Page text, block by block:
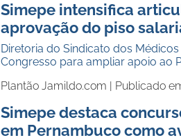
Simepe intensifica
aprovação do piso
Diretoria do Sindicato dos
Congresso para ampliar apoio ao
Plantão Jamildo.com | Publicado
Simepe destaca
em Pernambuco como